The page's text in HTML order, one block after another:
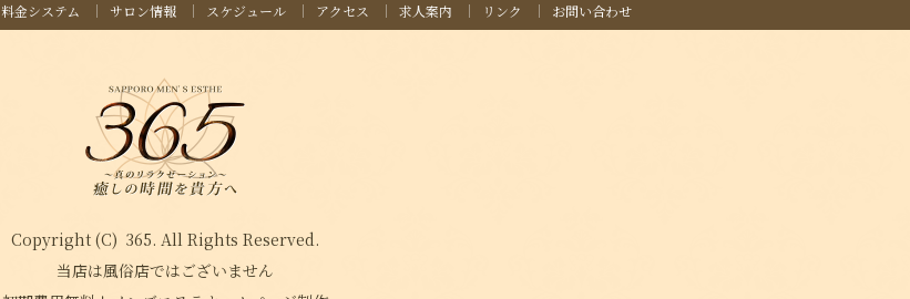
料金システム サロン情報 スケジュール アクセス 求人案内 リンク お問い合わせ
Copyright (C) 365. All Rights Reserved.
当店は風俗店ではございません